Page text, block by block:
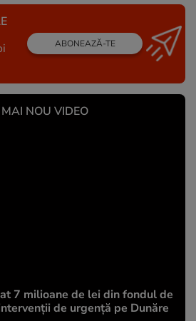
ABONEAZĂ-TE
NOU VIDEO
7 milioane de lei din fondul de
de urgență pe Dunăre